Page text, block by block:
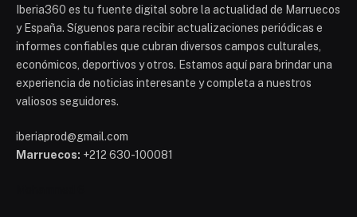
Iberia360 es tu fuente digital sobre la actualidad de Marruecos
y España. Síguenos para recibir actualizaciones periódicas e
informes confiables que cubran diversos campos culturales,
económicos, deportivos y otros. Estamos aquí para brindar una
experiencia de noticias interesante y completa a nuestros
valiosos seguidores.
iberiaprod@gmail.com
Marruecos: +212 630-100081